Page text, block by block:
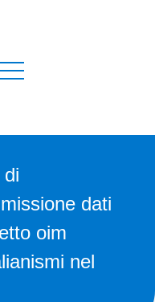
dati
oim
nel